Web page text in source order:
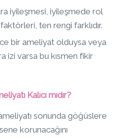
iyileşmesi, iyileşmede rol
ten rengi farklıdır.
bir ameliyat olduysa veya
izi varsa bu kısmen fikir
Kalıcı mıdır?
sonunda göğüslere
korunacağını